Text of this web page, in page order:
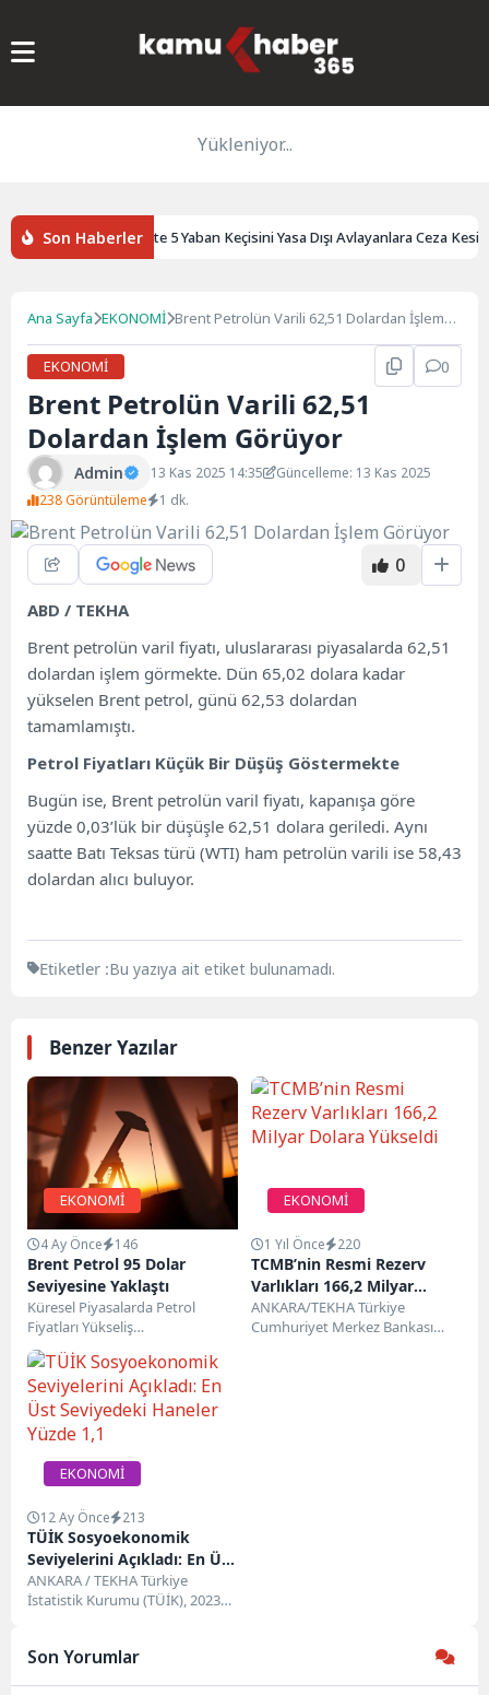
Yükleniyor...
Son HaberlerSiirt’te 5 Yaban Keçisini Yasa Dışı Avlayanlara Ceza Kesildi
Ana Sayfa EKONOMİ Brent Petrolün Varili 62,51 Dolardan İşlem
EKONOMİ
0
Brent Petrolün Varili 62,51
Dolardan İşlem Görüyor
Admin 13 Kas 2025 14:35
Güncelleme: 13 Kas 2025
238 Görüntüleme
1 dk.
0
ABD / TEKHA
Brent petrolün varil fiyatı, uluslararası piyasalarda 62,51
dolardan işlem görmekte. Dün 65,02 dolara kadar
yükselen Brent petrol, günü 62,53 dolardan
tamamlamıştı.
Petrol Fiyatları Küçük Bir Düşüş Göstermekte
Bugün ise, Brent petrolün varil fiyatı, kapanışa göre
yüzde 0,03’lük bir düşüşle 62,51 dolara geriledi. Aynı
saatte Batı Teksas türü (WTI) ham petrolün varili ise 58,43
dolardan alıcı buluyor.
Etiketler :Bu yazıya ait etiket bulunamadı.
Benzer Yazılar
EKONOMİ
4 Ay Önce 146
Brent Petrol 95 Dolar
Seviyesine Yaklaştı
Küresel Piyasalarda Petrol
Fiyatları Yükseliş
EğilimindeBrent petrolün varil
fiyatı, uluslararası piyasalarda
sınırlı yükselişle 95 dolar...
EKONOMİ
1 Yıl Önce 220
TCMB’nin Resmi Rezerv
Varlıkları 166,2 Milyar
Dolara Yükseldi
ANKARA/TEKHA Türkiye
Cumhuriyet Merkez Bankası
EKONOMİ
12 Ay Önce 213
TÜİK Sosyoekonomik
Seviyelerini Açıkladı: En Üst
Seviyedeki Haneler Yüzde
1,1
ANKARA / TEKHA Türkiye
İstatistik Kurumu (TÜİK), 2023
Son Yorumlar